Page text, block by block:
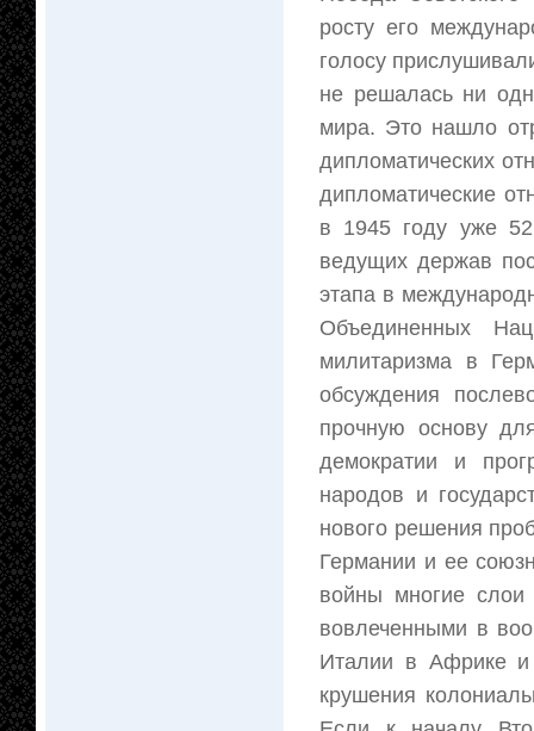
росту его
голосу
не решалась ни
мира. Это нашло
дипломатических
дипломатические
в 1945 году уже
ведущих держав
этапа в
Объединенных
милитаризма в
обсуждения
прочную основу
демократии и
народов и
нового решения
Германии и ее
войны многие слои
вовлеченными в
Италии в Африке и
крушения